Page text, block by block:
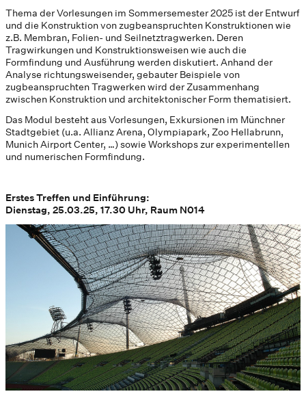
Thema der Vorlesungen im Sommersemester 2025 ist der Entwurf
und die Konstruktion von zugbeanspruchten Konstruktionen wie
z.B. Membran, Folien- und Seilnetztragwerken. Deren
Tragwirkungen und Konstruktionsweisen wie auch die
Formfindung und Ausführung werden diskutiert. Anhand der
Analyse richtungsweisender, gebauter Beispiele von
zugbeanspruchten Tragwerken wird der Zusammenhang
zwischen Konstruktion und architektonischer Form thematisiert.
Das Modul besteht aus Vorlesungen, Exkursionen im Münchner
Stadtgebiet (u.a. Allianz Arena, Olympiapark, Zoo Hellabrunn,
Munich Airport Center, …) sowie Workshops zur experimentellen
und numerischen Formfindung.
Erstes Treffen und Einführung:
Dienstag, 25.03.25, 17.30 Uhr, Raum N014